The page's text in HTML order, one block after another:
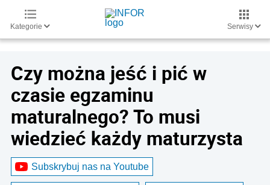
Kategorie Serwisy
Czy można jeść i pić w
czasie egzaminu
maturalnego? To musi
wiedzieć każdy maturzysta
Subskrybuj nas na Youtube